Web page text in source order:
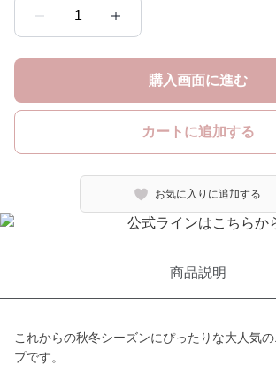
1
購入画面に進む
カートに追加する
お気に入りに追加する
商品説明
これからの秋冬シーズンにぴったりな大人気
プです。